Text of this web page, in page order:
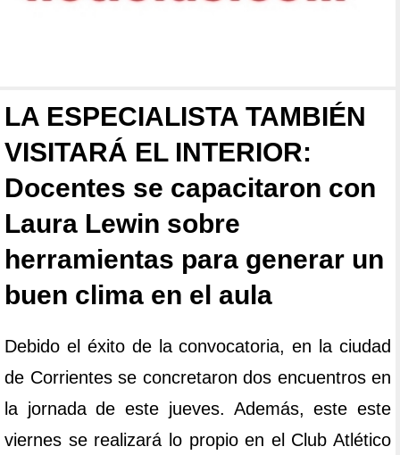
LA ESPECIALISTA TAMBIÉN
VISITARÁ EL INTERIOR:
Docentes se capacitaron con
Laura Lewin sobre
herramientas para generar un
buen clima en el aula
Debido el éxito de la convocatoria, en la ciudad
de Corrientes se concretaron dos encuentros en
la jornada de este jueves. Además, este este
viernes se realizará lo propio en el Club Atlético